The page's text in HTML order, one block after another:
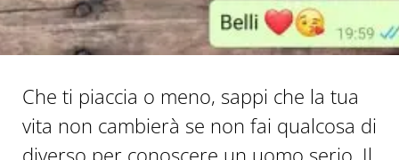
Che ti piaccia o meno, sappi che la tua
vita non cambierà se non fai qualcosa di
diverso per conoscere un uomo serio. Il